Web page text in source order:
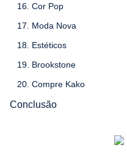
16. Cor Pop
17. Moda Nova
18. Estéticos
19. Brookstone
20. Compre Kako
Conclusão